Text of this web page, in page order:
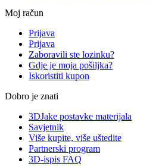
Moj račun
Prijava
Prijava
Zaboravili ste lozinku?
Gdje je moja pošiljka?
Iskoristiti kupon
Dobro je znati
3DJake postavke materijala
Savjetnik
Više kupite, više uštedite
Partnerski program
3D-ispis FAQ